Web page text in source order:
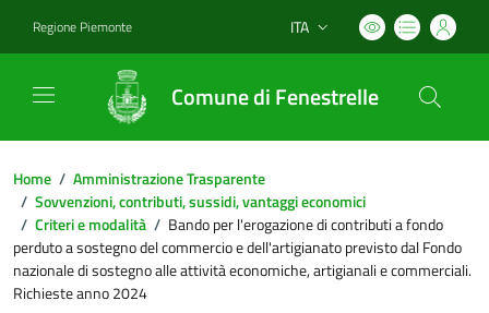
Regione Piemonte Lingua attiva:
ITA
Comune di Fenestrelle
Home / Amministrazione Trasparente
/ Sovvenzioni, contributi, sussidi, vantaggi economici
/ Criteri e modalità / Bando per l'erogazione di contributi a fondo
perduto a sostegno del commercio e dell'artigianato previsto dal Fondo
nazionale di sostegno alle attività economiche, artigianali e commerciali.
Richieste anno 2024